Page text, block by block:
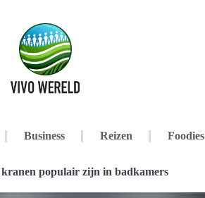
Business Reizen Foodies
populair zijn in badkamers